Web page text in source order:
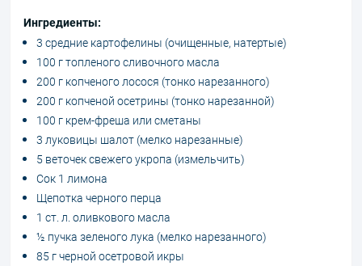
Ингредиенты:
3 средние картофелины (очищенные, натертые)
100 г топленого сливочного масла
200 г копченого лосося (тонко нарезанного)
200 г копченой осетрины (тонко нарезанной)
100 г крем-фреша или сметаны
3 луковицы шалот (мелко нарезанные)
5 веточек свежего укропа (измельчить)
Сок 1 лимона
Щепотка черного перца
1 ст. л. оливкового масла
½ пучка зеленого лука (мелко нарезанного)
85 г черной осетровой икры